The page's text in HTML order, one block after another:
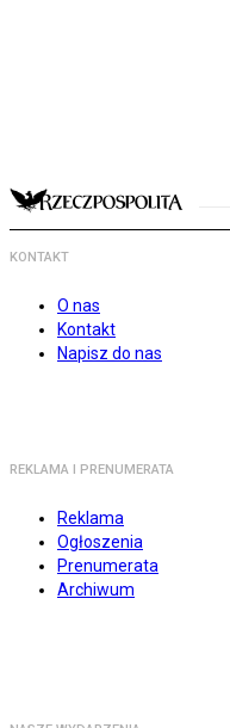
KONTAKT
O nas
Kontakt
Napisz do nas
REKLAMA I PRENUMERATA
Reklama
Ogłoszenia
Prenumerata
Archiwum